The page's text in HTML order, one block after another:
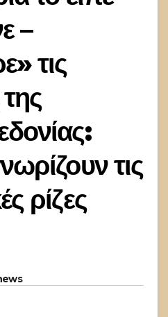
–
τις
τις
ρίζες